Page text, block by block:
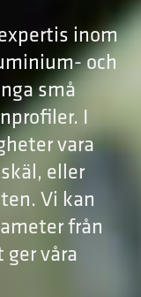
inom
och
små
I
vara
eller
Vi kan
från
våra